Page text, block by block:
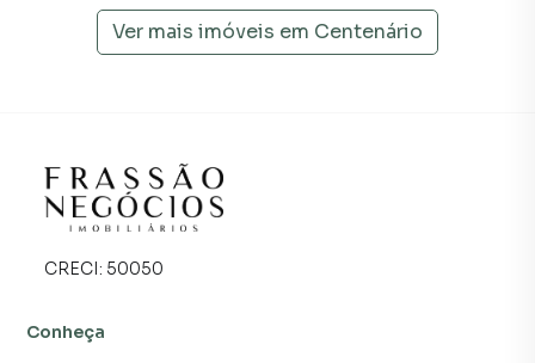
programadores, corretores treinados e uma central de
atendimento preparada para atender proprietários e
Ver mais imóveis em Centenário
CRECI: 50050
Conheça